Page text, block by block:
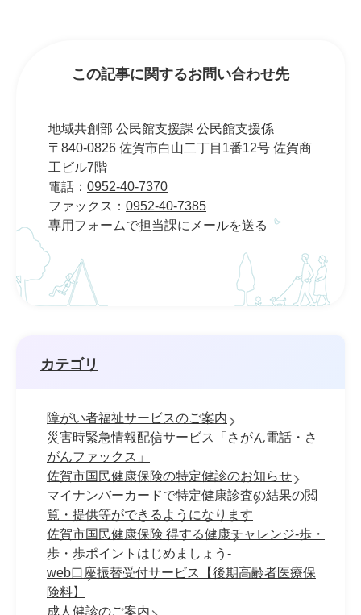
この記事に関するお問い合わせ先
地域共創部 公民館支援課 公民館支援係
〒840-0826 佐賀市白山二丁目1番12号 佐賀商
工ビル7階
電話： 0952-40-7370
ファックス： 0952-40-7385
専用フォームで担当課にメールを送る
カテゴリ
障がい者福祉サービスのご案内
災害時緊急情報配信サービス「さがん電話・さ
がんファックス」
佐賀市国民健康保険の特定健診のお知らせ
マイナンバーカードで特定健康診査の結果の閲
覧・提供等ができるようになります
佐賀市国民健康保険 得する健康チャレンジ-歩・
歩・歩ポイントはじめましょう-
web口座振替受付サービス【後期高齢者医療保
険料】
成人健診のご案内